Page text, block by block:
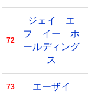
72
ジェイ エ
フ イー ホ
ールディング
ス
73 エーザイ